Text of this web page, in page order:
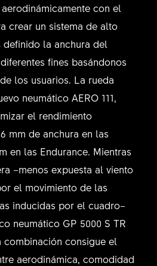
con el
crear un sistema de alto
definido la anchura del
fines basándonos
los usuarios. La rueda
neumático AERO 111,
el rendimiento
mm de anchura en las
en las Endurance. Mientras
–menos expuesta al viento
el movimiento de las
inducidas por el cuadro–
neumático GP 5000 S TR
combinación consigue el
aerodinámica, comodidad